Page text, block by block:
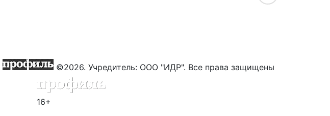
©2026. Учредитель: ООО "ИДР". Все права защищены
16+